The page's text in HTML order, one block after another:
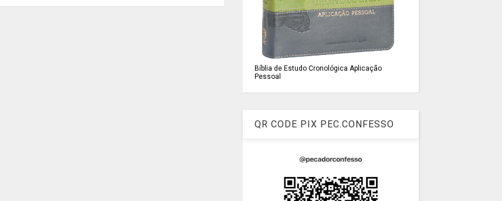
Bíblia de Estudo Cronológica Aplicação
Pessoal
QR CODE PIX PEC.CONFESSO